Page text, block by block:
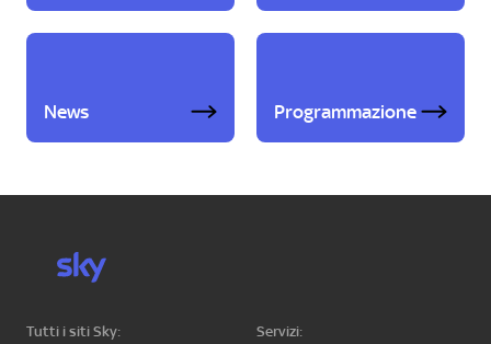
News Programmazione
Tutti i siti Sky:
Servizi: